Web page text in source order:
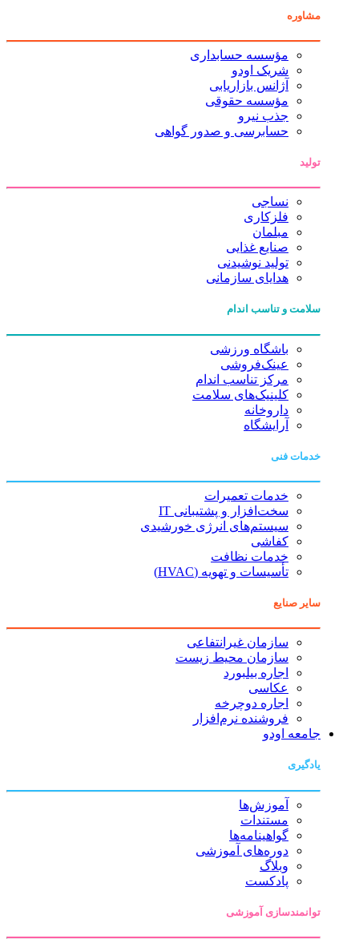
مشاوره
مؤسسه حسابداری
شریک اودو
آژانس بازاریابی
مؤسسه حقوقی
جذب نیرو
حسابرسی و صدور گواهی
تولید
نساجی
فلزکاری
مبلمان
صنایع غذایی
تولید نوشیدنی
هدایای سازمانی
سلامت و تناسب اندام
باشگاه ورزشی
عینک‌فروشی
مرکز تناسب اندام
کلینیک‌های سلامت
داروخانه
آرایشگاه
خدمات فنی
خدمات تعمیرات
سخت‌افزار و پشتیبانی IT
سیستم‌های انرژی خورشیدی
کفاشی
خدمات نظافت
تأسیسات و تهویه (HVAC)
سایر صنایع
سازمان غیرانتفاعی
سازمان محیط زیست
اجاره بیلبورد
عکاسی
اجاره دوچرخه
فروشنده نرم‌افزار
جامعه اودو
یادگیری
آموزش‌ها
مستندات
گواهینامه‌ها
دوره‌های آموزشی
وبلاگ
پادکست
توانمندسازی آموزشی